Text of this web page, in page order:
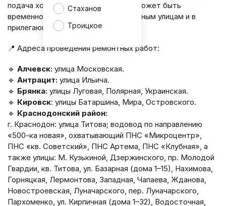
Стаханов
Троицкое
подача холодного водоснабжения может быть
временно приостановлена по указанным улицам и в
прилегающих к ним районах.
📍 Адреса проведения ремонтных работ:
🔹 Алчевск: улица Московская.
🔹 Антрацит: улица Ильича.
🔹 Брянка: улицы Луговая, Полярная, Украинская.
🔹 Кировск: улицы Батаршина, Мира, Островского.
🔹 Краснодонский район:
г. Краснодон: улица Титова; водовод по направлению
«500-ка новая», охватывающий ПНС «Микроцентр»,
ПНС «кв. Советский», ПНС Артема, ПНС «Клубная», а
также улицы: М. Кузькиной, Дзержинского, пр. Молодой
Гвардии, кв. Титова, ул. Базарная (дома 1–15), Нахимова,
Горняцкая, Лермонтова, Западная, Чапаева, Жданова,
Новостроевская, Луначарского, пер. Луначарского,
Пархоменко, ул. Кирпичная (дома 1–32), Водосточная,